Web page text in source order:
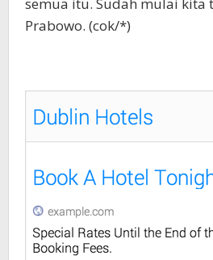
Prabowo. (cok/*)